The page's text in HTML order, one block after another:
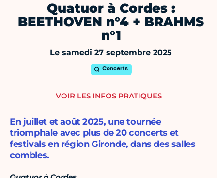
Quatuor à Cordes :
BEETHOVEN n°4 + BRAHMS
n°1
Le samedi 27 septembre 2025
Concerts
En juillet et août 2025, une tournée
triomphale avec plus de 20 concerts et
festivals en région Gironde, dans des salles
combles.
VOIR LES INFOS PRATIQUES